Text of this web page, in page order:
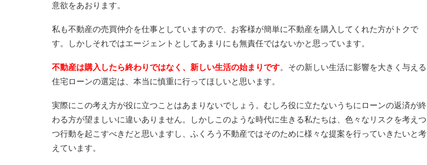
意欲をあおります。
私も不動産の売買仲介を仕事としていますので、お客様が簡単に不動産を購入してくれた方がトクで
す。しかしそれではエージェントとしてあまりにも無責任ではないかと思っています。
不動産は購入したら終わりではなく、新しい生活の始まりです。その新しい生活に影響を大きく与える
住宅ローンの選定は、本当に慎重に行ってほしいと思います。
実際にこの考え方が役に立つことはあまりないでしょう。むしろ役に立たないうちにローンの返済が終
わる方が望ましいに違いありません。しかしこのような時代に生きる私たちは、色々なリスクを考えつ
つ行動を起こすべきだと思いますし、ふくろう不動産ではそのために様々な提案を行っていきたいと考
えています。